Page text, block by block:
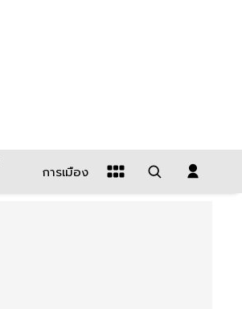
การเมือง